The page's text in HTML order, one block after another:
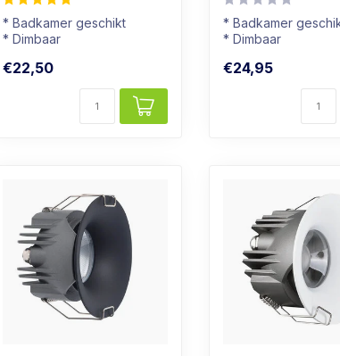
* Badkamer geschikt
* Dimbaar
* Wit armatuur
€22,50
* Badkamer
* Dimbaar
* Rvs kleur armatuur
€24,95